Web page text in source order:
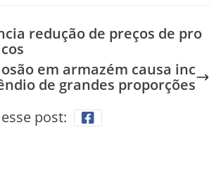
redução de preços de pro
em armazém causa inc
de grandes proporções
post: